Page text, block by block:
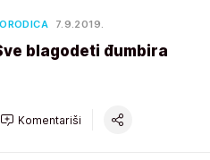
7.9.2019.
blagodeti đumbira
Komentariši